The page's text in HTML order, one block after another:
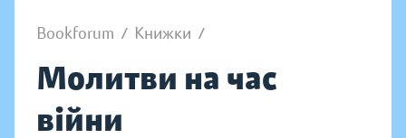
Bookforum / Книжки /
Молитви на час
війни